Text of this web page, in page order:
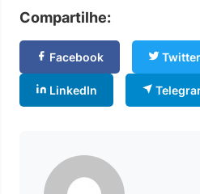
Compartilhe:
Facebook Twitter
LinkedIn